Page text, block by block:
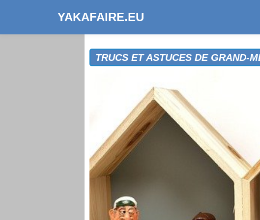
YAKAFAIRE.EU
TRUCS ET ASTUCES DE GRAND-